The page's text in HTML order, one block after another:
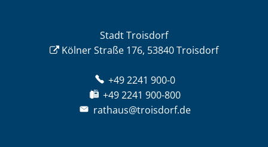
Stadt Troisdorf
Kölner Straße 176, 53840 Troisdorf
+49 2241 900-0
+49 2241 900-800
rathaus@troisdorf.de